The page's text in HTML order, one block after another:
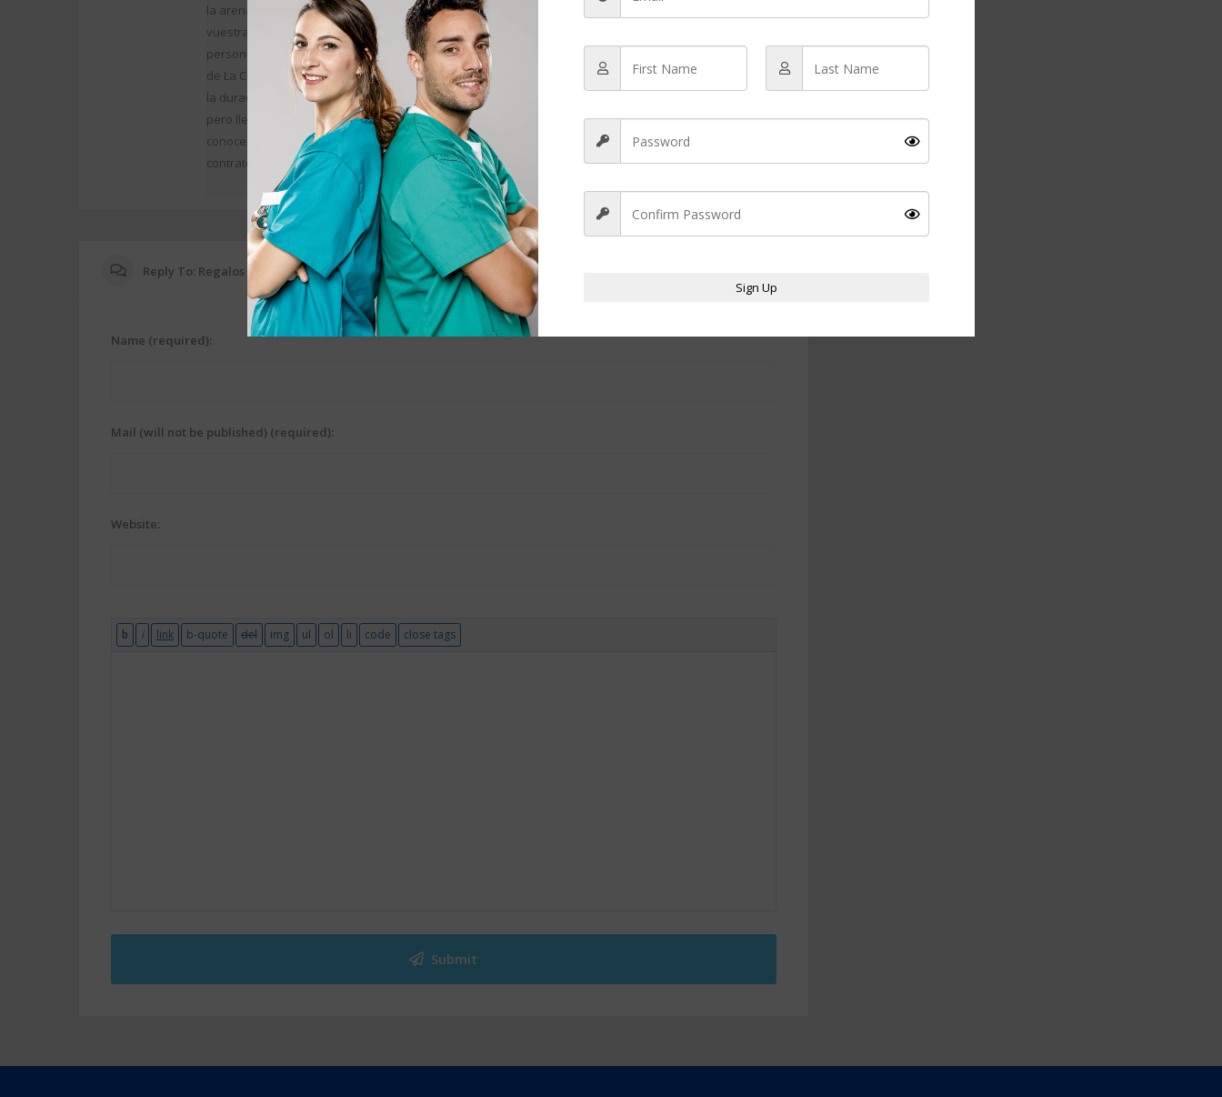
la arena en el recipiente para poder mezclar pensamientos, ilusiones, sinsabores y alegrías, así
vuestras existencias se unen formando sólidas raíces, manteniendo vuestra independencia como
personas enlazadas por el nexo del amor y el camino futuro para recorrerlo juntos. En la primera parte
de La Ceremonia de la Arena, os hablé de los orígenes del ritual, de cómo se desarrolla la ceremonia, de
la duración y del lugar. Cada grano de arena representa un momento único, diferente el uno del otro,
pero lleno de experiencias y vivencias que os han ayudado a crecer y a ser las personas que hoy
conocemos. Para realizar la ceremonia podéis elegir el momento que creáis más adecuado después del
contrato oficial en el juzgado.
Reply To: Regalos Personalizados Muy Originales Y Especiales
Name (required):
Mail (will not be published) (required):
Website:
Submit
Sign Up